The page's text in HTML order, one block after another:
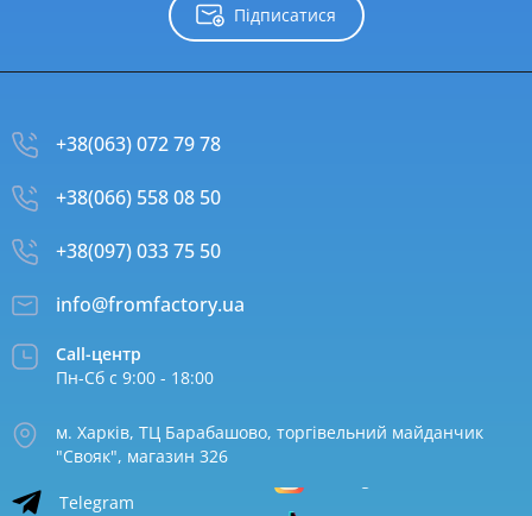
Підписатися
+38(063) 072 79 78
+38(066) 558 08 50
+38(097) 033 75 50
info@fromfactory.ua
Call-центр
Пн-Сб с 9:00 - 18:00
м. Харків, ТЦ Барабашово, торгівельний майданчик
"Свояк", магазин 326
Telegram